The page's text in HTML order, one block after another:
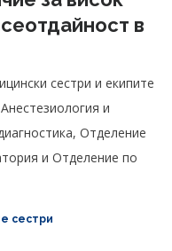
в
сестри и екипите
и
Отделение
и Отделение по
сестри